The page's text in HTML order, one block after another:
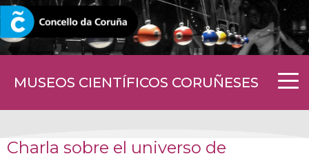
MUSEOS CIENTÍFICOS CORUÑESES
CORUNA.GAL
Charla sobre el universo de